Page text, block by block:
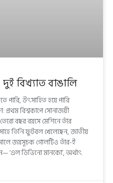
বিখ্যাত বাঙালি
পারি, উৎসাহিত হয়ে পারি
বিশ্বকাপে সোনাজয়ী
বছর বয়সে মেশিনে তাঁর
তিনি ফুটবল খেলেছেন, জাতীয়
জয়সূচক গোলটিও তাঁর-ই
‘এল ডিভিনো মানকো’, অর্থাৎ